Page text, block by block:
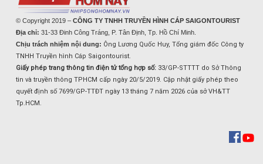
© Copyright 2019 – CÔNG TY TNHH TRUYỀN HÌNH CÁP SAIGONTOURIST
Địa chỉ: 31-33 Đinh Công Tráng, P. Tân Định, Tp. Hồ Chí Minh.
Chịu trách nhiệm nội dung: Ông Lương Quốc Huy, Tổng giám đốc Công ty
TNHH Truyền hình Cáp Saigontourist.
Giấy phép trang thông tin điện tử tổng hợp số: 33/GP-STTTT do Sở Thông
tin và truyền thông TPHCM cấp ngày 20/5/2019. Cập nhật giấy phép theo
quyết định số 7699/GP-TTĐT ngày 13 tháng 7 năm 2026 của sở VH&TT
Tp.HCM.